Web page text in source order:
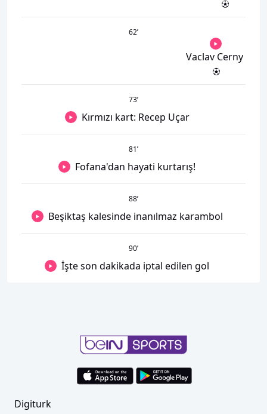
62’
Vaclav Cerny
73’
Kırmızı kart: Recep Uçar
81’
Fofana'dan hayati kurtarış!
88’
Beşiktaş kalesinde inanılmaz karambol
90’
İşte son dakikada iptal edilen gol
Digiturk